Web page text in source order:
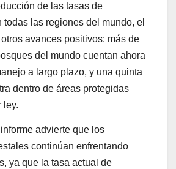
de las tasas de
todas las regiones del mundo, el
avances positivos: más de
del mundo cuentan ahora
a largo plazo, y una quinta
dentro de áreas protegidas
ley.
advierte que los
continúan enfrentando
ya que la tasa actual de